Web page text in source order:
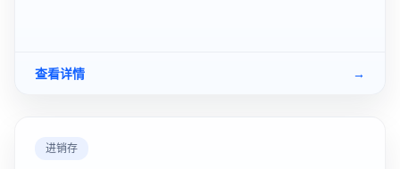
查看详情 →
进销存